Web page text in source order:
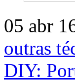
05 abr
outras
DIY: